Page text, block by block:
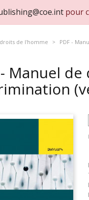
pour
de l'homme PDF -
- Manuel